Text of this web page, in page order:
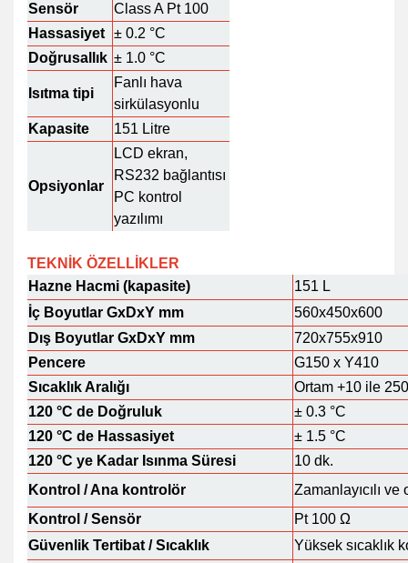
Sensör
Class A Pt 100
Hassasiyet ± 0.2 °C
Doğrusallık ± 1.0 °C
Isıtma tipi
Fanlı hava
sirkülasyonlu
Kapasite
151 Litre
Opsiyonlar
LCD ekran,
RS232 bağlantısı
PC kontrol
yazılımı
TEKNİK ÖZELLİKLER
Hazne Hacmi (kapasite)
151 L
İç Boyutlar GxDxY mm
560x450x600
Dış Boyutlar GxDxY mm
720x755x910
Pencere
G150 x Y410
Sıcaklık Aralığı
Ortam +10 ile
120 °C de Doğruluk
± 0.3 °C
120 °C de Hassasiyet
± 1.5 °C
120 °C ye Kadar Isınma Süresi
10 dk.
Kontrol / Ana kontrolör
Zamanlayıcılı
Kontrol / Sensör
Pt 100 Ω
Güvenlik Tertibat / Sıcaklık
Yüksek sıcaklık